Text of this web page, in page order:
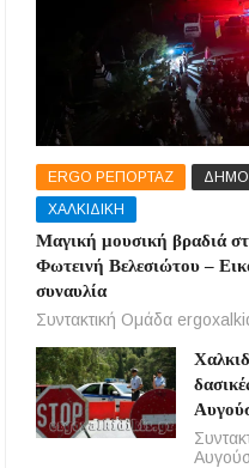
ERGO ΡΕΠΟΡΤΑΖ
ΧΑΛΚΙΔΙΚΗ
Μαγική μουσική βραδιά
Φωτεινή Βελεσιώτου –
συναυλία
Συντακτική Ομάδα